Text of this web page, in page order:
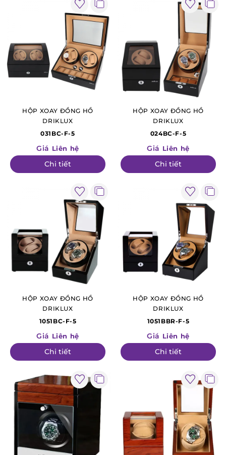
HỘP XOAY ĐỒNG HỒ
DRIKLUX
031BC-F-5
Giá Liên hệ
Chi tiết
HỘP XOAY ĐỒNG HỒ
DRIKLUX
024BC-F-5
Giá Liên hệ
Chi tiết
HỘP XOAY ĐỒNG HỒ
DRIKLUX
1051BC-F-5
Giá Liên hệ
Chi tiết
HỘP XOAY ĐỒNG HỒ
DRIKLUX
1051BBR-F-5
Giá Liên hệ
Chi tiết